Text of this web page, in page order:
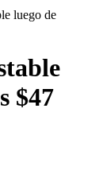
luego de
$47